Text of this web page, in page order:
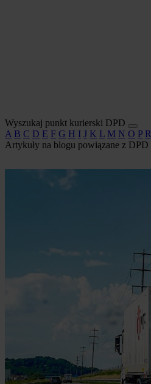
Wyszukaj punkt kurierski DPD
A B C D E F G H I J K L M N O P R
Artykuły na blogu powiązane z DPD